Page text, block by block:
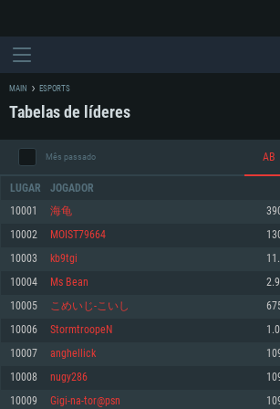
REQUERIMENTOS DE
Mínimo
Sistema Operativo: Windows 10 (64 bit)
Processador: Dual-Core 2.2 GHz
Mínimo
Sistema Operativo: Mac OS Big Sur 11.0 ou versão
Processador: Core i5 2.2GHz mínimo (Intel Xeon
Mínimo
Sistema Operativo: Distribuições mais modernas do
Processador: Dual-Core 2.4 GHz
MAIN ESPORTS
Tabelas de líderes
Mês passado AB
LUGAR JOGADOR
10001 海龟
10002 MOIST79664
10003 kb9tgi
10004 Ms Bean
10005 こめいじ-こいし
10006 StormtroopeN
10007 anghellick
10008 nugy286
10009 Gigi-na-tor@psn